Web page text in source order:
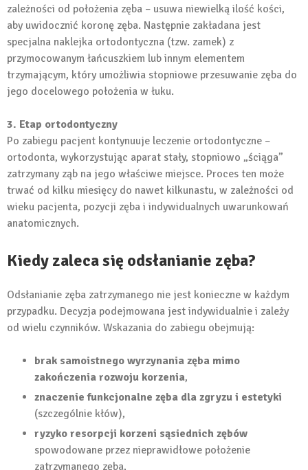
zależności od położenia zęba – usuwa niewielką ilość kości,
aby uwidocznić koronę zęba. Następnie zakładana jest
specjalna naklejka ortodontyczna (tzw. zamek) z
przymocowanym łańcuszkiem lub innym elementem
trzymającym, który umożliwia stopniowe przesuwanie zęba do
jego docelowego położenia w łuku.
3. Etap ortodontyczny
Po zabiegu pacjent kontynuuje leczenie ortodontyczne –
ortodonta, wykorzystując aparat stały, stopniowo „ściąga”
zatrzymany ząb na jego właściwe miejsce. Proces ten może
trwać od kilku miesięcy do nawet kilkunastu, w zależności od
wieku pacjenta, pozycji zęba i indywidualnych uwarunkowań
anatomicznych.
Kiedy zaleca się odsłanianie zęba?
Odsłanianie zęba zatrzymanego nie jest konieczne w każdym
przypadku. Decyzja podejmowana jest indywidualnie i zależy
od wielu czynników. Wskazania do zabiegu obejmują:
brak samoistnego wyrzynania zęba mimo
zakończenia rozwoju korzenia,
znaczenie funkcjonalne zęba dla zgryzu i estetyki
(szczególnie kłów),
ryzyko resorpcji korzeni sąsiednich zębów
spowodowane przez nieprawidłowe położenie
zatrzymanego zęba,